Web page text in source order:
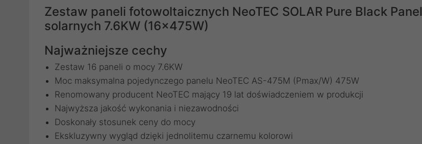
Zestaw paneli fotowoltaicznych NeoTEC SOLAR Pure Black Panel
solarnych 7.6KW (16x475W)
Najważniejsze cechy
Zestaw 16 paneli o mocy 7.6KW
Moc maksymalna pojedynczego panelu NeoTEC AS-475M (Pmax/W) 475W
Renomowany producent NeoTEC mający 19 lat doświadczeniem w produkcji
Najwyższa jakość wykonania i niezawodności
Doskonały stosunek ceny do mocy
Ekskluzywny wygląd dzięki jednolitemu czarnemu kolorowi